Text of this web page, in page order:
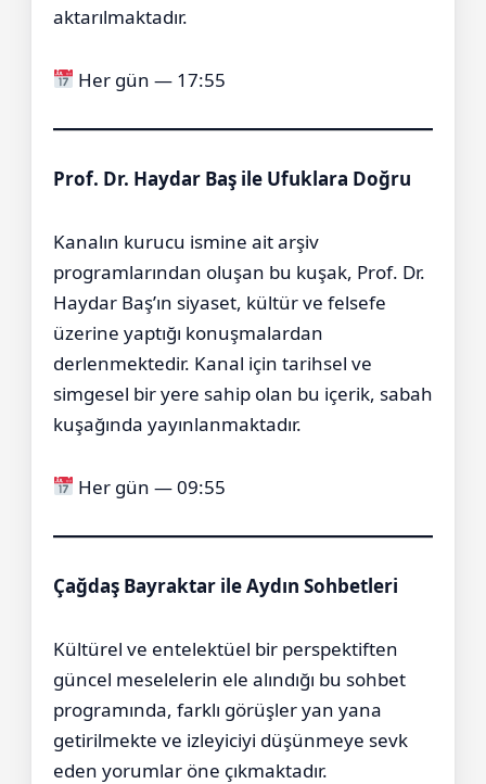
aktarılmaktadır.
Her gün — 17:55
Prof. Dr. Haydar Baş ile Ufuklara Doğru
Kanalın kurucu ismine ait arşiv
programlarından oluşan bu kuşak, Prof. Dr.
Haydar Baş’ın siyaset, kültür ve felsefe
üzerine yaptığı konuşmalardan
derlenmektedir. Kanal için tarihsel ve
simgesel bir yere sahip olan bu içerik, sabah
kuşağında yayınlanmaktadır.
Her gün — 09:55
Çağdaş Bayraktar ile Aydın Sohbetleri
Kültürel ve entelektüel bir perspektiften
güncel meselelerin ele alındığı bu sohbet
programında, farklı görüşler yan yana
getirilmekte ve izleyiciyi düşünmeye sevk
eden yorumlar öne çıkmaktadır.